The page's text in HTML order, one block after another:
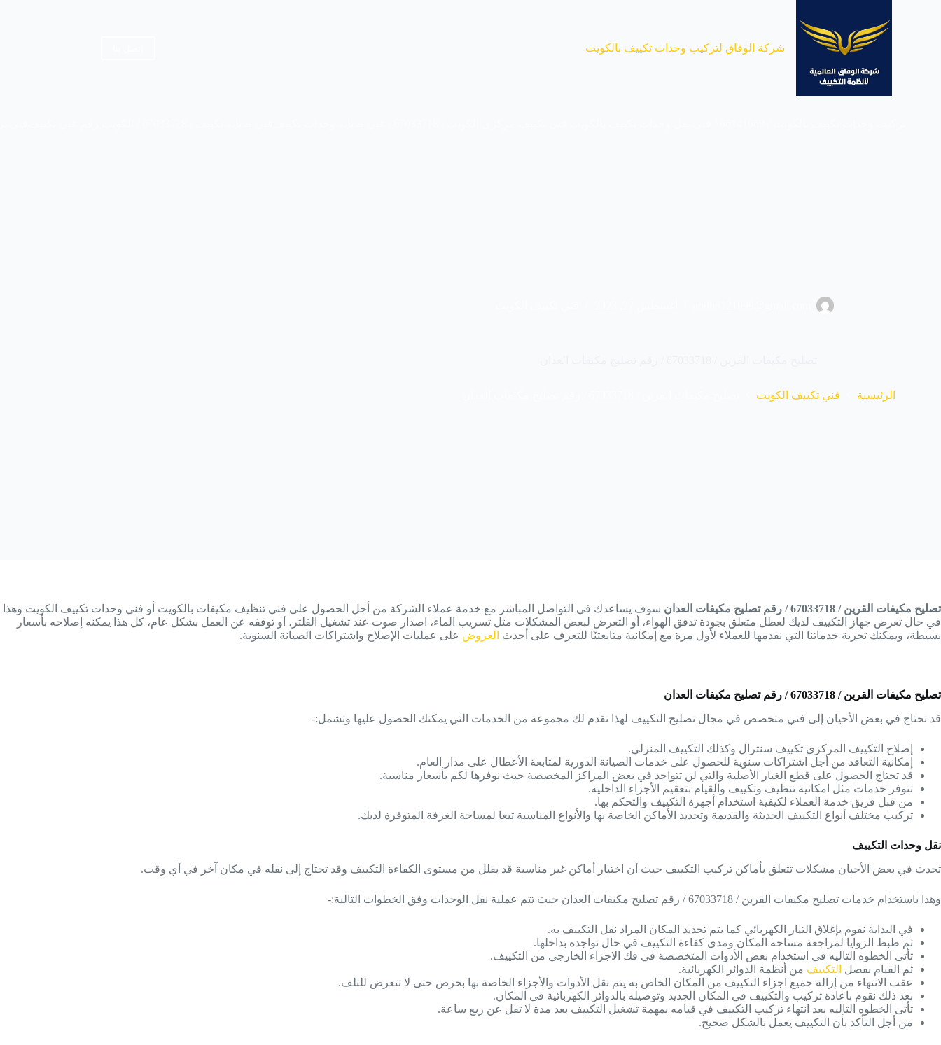
شركة الوفاق لتركيب وحدات تكييف بالكويت
الرئيسية فني تكييف الكويت
تصليح مكيفات القرين / 67033718 / رقم تصليح مكيفات العدان سوف يساعدك في التواصل المباشر مع خدمة عملاء الشركة من أجل الحصول على فني تنظيف مكيفات بالكويت أ و فني وحدات تكييف الكويت وهذا
في حال تعرض جهاز التكييف لديك لعطل متعلق بجودة تدفق الهواء، أو التعرض لبعض المشكلات مثل تسريب الماء، اصدار صوت عند تشغيل الفلتر، أو توقفه عن العمل بشكل عام، كل هذا يمكنه إصلاحه بأسعار
بسيطة، ويمكنك تجربة خدماتنا التي نقدمها للعملاء لأول مرة مع إمكانية متابعتنًا للتعرف على أحدث العروض على عمليات الإصلاح واشتراكات الصيانة السنوية.
تصليح مكيفات القرين / 67033718 / رقم تصليح مكيفات العدان
قد تحتاج في بعض الأحيان إلى فني متخصص في مجال تصليح التكييف لهذا نقدم لك مجموعة من الخدمات التي يمكنك الحصول عليها وتشمل:-
إصلاح التكييف المركزي تكييف سنترال وكذلك التكييف المنزلي.
إمكانية التعاقد من أجل اشتراكات سنوية للحصول على خدمات الصيانة الدورية لمتابعة الأعطال على مدار العام.
قد تحتاج الحصول على قطع الغيار الأصلية والتي لن تتواجد في بعض المراكز المخصصة حيث نوفرها لكم بأسعار مناسبة.
تتوفر خدمات مثل امكانية تنظيف وتكييف والقيام بتعقيم الأجزاء الداخليه.
من قبل فريق خدمة العملاء لكيفية استخدام أجهزة التكييف والتحكم بها.
تركيب مختلف أنواع التكييف الحديثة والقديمة وتحديد الأماكن الخاصة بها والأنواع المناسبة تبعا لمساحة الغرفة المتوفرة لديك.
نقل وحدات التكييف
تحدث في بعض الأحيان مشكلات تتعلق بأماكن تركيب التكييف حيث أن اختيار أماكن غير مناسبة قد يقلل من مستوى الكفاءة التكييف وقد تحتاج إلى نقله في مكان آخر في أي وقت.
وهذا باستخدام خدمات تصليح مكيفات القرين / 67033718 / رقم تصليح مكيفات العدان حيث تتم عملية نقل الوحدات وفق الخطوات التالية:-
في البداية نقوم بإغلاق التيار الكهربائي كما يتم تحديد المكان المراد نقل التكييف به.
ثم ظبط الزوايا لمراجعة مساحه المكان ومدى كفاءة التكييف في حال تواجده بداخلها.
تأتى الخطوه التاليه في استخدام بعض الأدوات المتخصصة في فك الاجزاء الخارجي من التكييف.
ثم القيام بفصل التكييف من أنظمة الدوائر الكهربائية.
عقب الانتهاء من إزالة جميع اجزاء التكييف من المكان الخاص به يتم نقل الأدوات والأجزاء الخاصة بها بحرص حتى لا تتعرض للتلف.
بعد ذلك نقوم باعادة تركيب والتكييف في المكان الجديد وتوصيله بالدوائر الكهربائية في المكان.
تأتى الخطوه التاليه بعد انتهاء تركيب التكييف في قيامه بمهمة تشغيل التكييف بعد مدة لا تقل عن ربع ساعة.
من أجل التأكد بأن التكييف يعمل بالشكل صحيح.